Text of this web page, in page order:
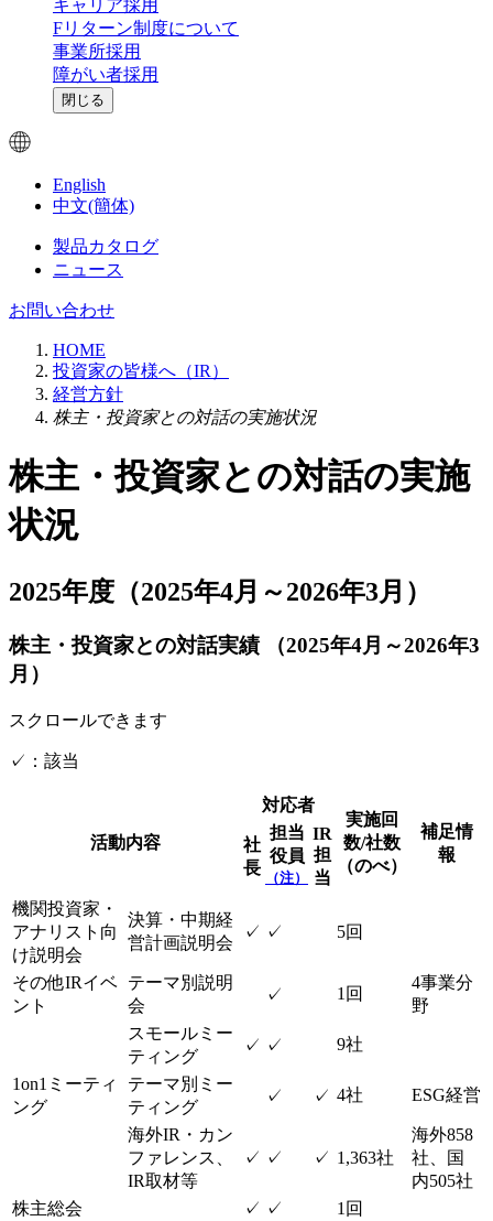
キャリア採用
Fリターン制度について
事業所採用
障がい者採用
閉じる
English
中文(簡体)
製品カタログ
ニュース
お問い合わせ
HOME
投資家の皆様へ（IR）
経営方針
株主・投資家との対話の実施状況
株主・投資家との対話の実施
状況
2025年度（2025年4月～2026年3月）
株主・投資家との対話実績
（2025年4月～2026年3
月）
スクロールできます
✓：該当
活動内容
対応者
実施回
数/社数
（のべ）
補足情
報
社
長
担当
役員
（注）
IR
担
当
機関投資家・
アナリスト向
け説明会
決算・中期経
営計画説明会
✓ ✓ 5回
その他IRイベ
ント
テーマ別説明
会
✓ 1回
4事業分
野
スモールミー
ティング
✓ ✓ 9社
1on1ミーティ
ング
テーマ別ミー
ティング
✓ ✓ 4社 ESG経営
海外IR・カン
ファレンス、
IR取材等
✓ ✓ ✓ 1,363社
海外858
社、国
内505社
株主総会
✓ ✓
1回